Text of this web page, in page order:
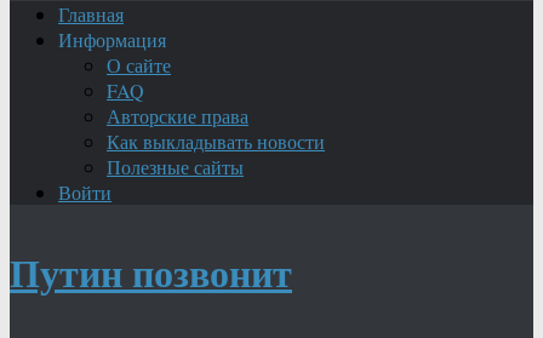
Главная
Информация
О сайте
FAQ
Авторские права
Как выкладывать новости
Полезные сайты
Войти
Путин позвонит